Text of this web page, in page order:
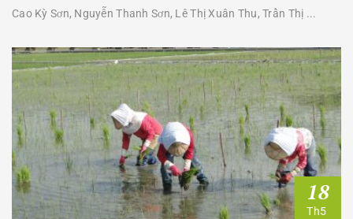
Cao Kỳ Sơn, Nguyễn Thanh Sơn, Lê Thị Xuân Thu, Trần Thị ...
18
Th5